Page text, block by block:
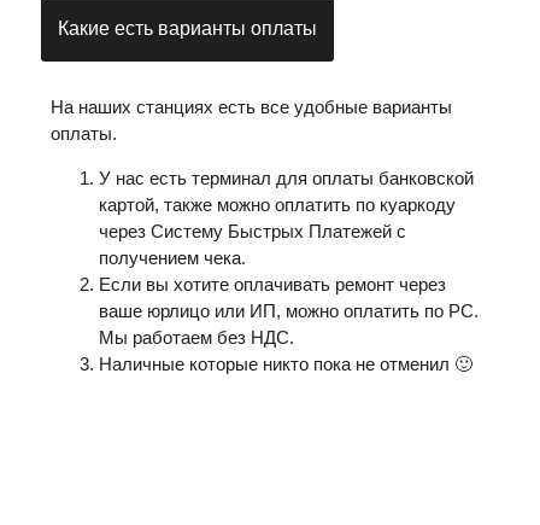
Какие есть варианты оплаты
На наших станциях есть все удобные варианты
оплаты.
У нас есть терминал для оплаты банковской
картой, также можно оплатить по куаркоду
через Систему Быстрых Платежей с
получением чека.
Если вы хотите оплачивать ремонт через
ваше юрлицо или ИП, можно оплатить по РС.
Мы работаем без НДС.
Наличные которые никто пока не отменил 🙂